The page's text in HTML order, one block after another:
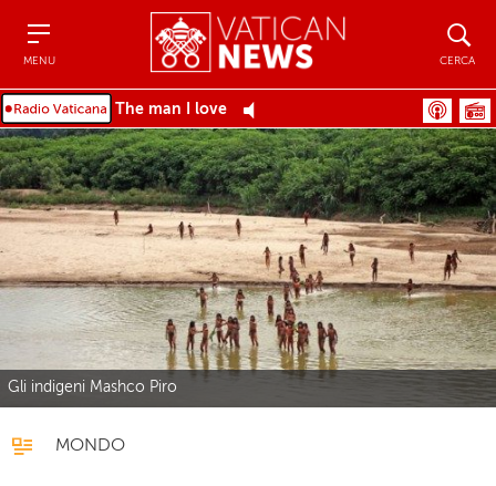
MENU CERCA
The man I love
Gli indigeni Mashco Piro
MONDO